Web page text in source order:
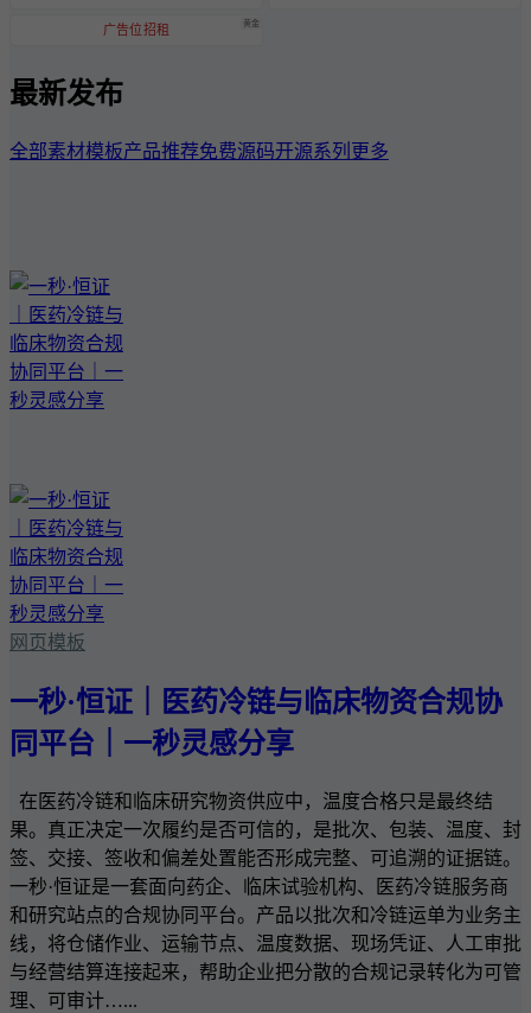
广告位招租 黄金
最新发布
全部素材模板产品推荐免费源码开源系列 更多
网页模板
一秒·恒证｜医药冷链与临床物资合规协
同平台｜一秒灵感分享
在医药冷链和临床研究物资供应中，温度合格只是最终结
果。真正决定一次履约是否可信的，是批次、包装、温度、封
签、交接、签收和偏差处置能否形成完整、可追溯的证据链。
一秒·恒证是一套面向药企、临床试验机构、医药冷链服务商
和研究站点的合规协同平台。产品以批次和冷链运单为业务主
线，将仓储作业、运输节点、温度数据、现场凭证、人工审批
与经营结算连接起来，帮助企业把分散的合规记录转化为可管
理、可审计…...